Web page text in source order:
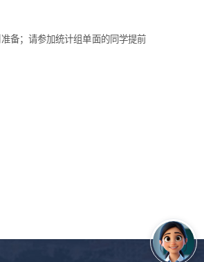
备；请参加统计组单面的同学提前